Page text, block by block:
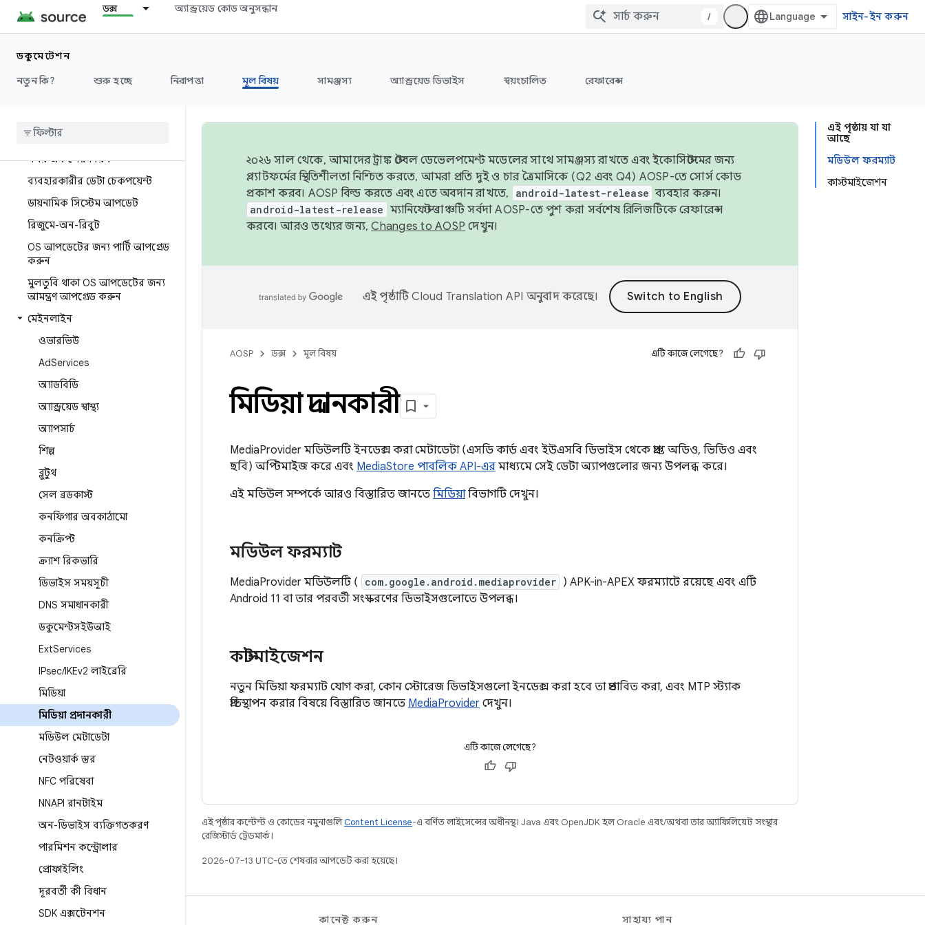
ডক্স অ্যান্ড্রয়েড কোড অনুসন্ধান
/ সাইন-ইন করুন
ডকুমেন্টেশন
নতুন কি?
শুরু হচ্ছে নিরাপত্তা মূল বিষয় সামঞ্জস্য অ্যান্ড্রয়েড ডিভাইস স্বয়ংচালিত রেফারেন্স
মুক্তির জন্য সাইন তৈরি করে
OTA আকার কমিয়ে দিন
ভার্চুয়াল A/B
লিগ্যাসি A/B সিস্টেম আপডেট
গতিশীল পার্টিশন
সময় অঞ্চলের নিয়ম
ব্যবহারকারীর ডেটা চেকপয়েন্ট
ডায়নামিক সিস্টেম আপডেট
রিজুমে-অন-রিবুট
OS আপডেটের জন্য পার্টি আপগ্রেড
করুন
মুলতুবি থাকা OS আপডেটের জন্য
আমন্ত্রণ আপগ্রেড করুন
মেইনলাইন
ওভারভিউ
AdServices
অ্যাডবিডি
অ্যান্ড্রয়েড স্বাস্থ্য
অ্যাপসার্চ
শিল্প
ব্লুটুথ
সেল ব্রডকাস্ট
কনফিগার অবকাঠামো
কনক্রিপ্ট
ক্র্যাশ রিকভারি
ডিভাইস সময়সূচী
DNS সমাধানকারী
ডকুমেন্টসইউআই
ExtServices
IPsec/IKEv2 লাইব্রেরি
মিডিয়া
মিডিয়া প্রদানকারী
মডিউল মেটাডেটা
নেটওয়ার্ক স্তর
NFC পরিষেবা
NNAPI রানটাইম
অন-ডিভাইস ব্যক্তিগতকরণ
পারমিশন কন্ট্রোলার
প্রোফাইলিং
দূরবর্তী কী বিধান
SDK এক্সটেনশন
এই পৃষ্ঠায় যা যা
আছে
মডিউল ফরম্যাট
কাস্টমাইজেশন
২০২৬ সাল থেকে, আমাদের ট্রাঙ্ক স্টেবল ডেভেলপমেন্ট মডেলের সাথে সামঞ্জস্য রাখতে এবং ইকোসিস্টেমের জন্য
প্ল্যাটফর্মের স্থিতিশীলতা নিশ্চিত করতে, আমরা প্রতি দুই ও চার ত্রৈমাসিকে (Q2 এবং Q4) AOSP-তে সোর্স কোড
প্রকাশ করব। AOSP বিল্ড করতে এবং এতে অবদান রাখতে,
android-latest-release ব্যবহার করুন।
android-latest-release ম্যানিফেস্ট ব্রাঞ্চটি সর্বদা AOSP-তে পুশ করা সর্বশেষ রিলিজটিকে রেফারেন্স
করবে। আরও তথ্যের জন্য,Changes to AOSP দেখুন।
এই পৃষ্ঠাটিCloud Translation API অনুবাদ করেছে।
AOSP ডক্স মূল বিষয় এটি কাজে লেগেছে?
মিডিয়া প্রদানকারী
MediaProvider মডিউলটি ইনডেক্স করা মেটাডেটা (এসডি কার্ড এবং ইউএসবি ডিভাইস থেকে প্রাপ্ত অডিও, ভিডিও এবং
ছবি) অপ্টিমাইজ করে এবং MediaStore পাবলিক API-এর মাধ্যমে সেই ডেটা অ্যাপগুলোর জন্য উপলব্ধ করে।
এই মডিউল সম্পর্কে আরও বিস্তারিত জানতে মিডিয়াবিভাগটি দেখুন।
মডিউল ফরম্যাট
MediaProvider মডিউলটি ( com.google.android.mediaprovider ) APK-in-APEX ফরম্যাটে রয়েছে এবং এটি
Android 11 বা তার পরবর্তী সংস্করণের ডিভাইসগুলোতে উপলব্ধ।
কাস্টমাইজেশন
নতুন মিডিয়া ফরম্যাট যোগ করা, কোন স্টোরেজ ডিভাইসগুলো ইনডেক্স করা হবে তা প্রভাবিত করা, এবং MTP স্ট্যাক
প্রতিস্থাপন করার বিষয়ে বিস্তারিত জানতে MediaProvider দেখুন।
এটি কাজে লেগেছে?
এই পৃষ্ঠার কন্টেন্ট ও কোডের নমুনাগুলিContent License-এ বর্ণিত লাইসেন্সের অধীনস্থ। Java এবং OpenJDK হল Oracle এবং/অথবা তার অ্যাফিলিয়েট সংস্থার
রেজিস্টার্ড ট্রেডমার্ক।
2026-07-13 UTC-তে শেষবার আপডেট করা হয়েছে।
কানেক্ট করুন সাহায্য পান